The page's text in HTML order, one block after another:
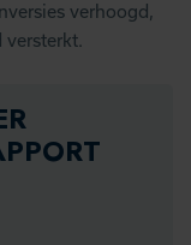
verhoogd,
versterkt.